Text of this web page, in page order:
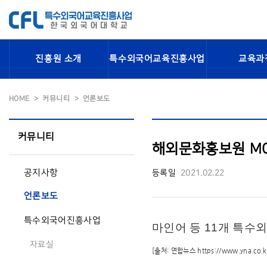
진흥원 소개 특수외국어교육진흥사업 교육과
HOME 커뮤니티 언론보도
커뮤니티
공지사항
언론보도
특수외국어진흥사업
자료실
해외문화홍보원
등록일 2021.02.22
마인어 등 11개 특수
[출처: 연합뉴스 https://